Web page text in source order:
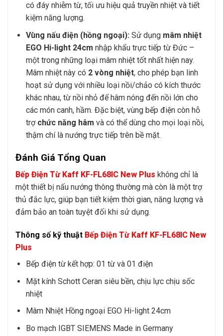
có đáy nhiễm từ, tối ưu hiệu quả truyền nhiệt và tiết
kiệm năng lượng.
Vùng nấu điện (hồng ngoại): Sử dụng mâm nhiệt
EGO Hi-light 24cm nhập khẩu trực tiếp từ Đức –
một trong những loại mâm nhiệt tốt nhất hiện nay.
Mâm nhiệt này có 2 vòng nhiệt, cho phép bạn linh
hoạt sử dụng với nhiều loại nồi/chảo có kích thước
khác nhau, từ nồi nhỏ để hâm nóng đến nồi lớn cho
các món canh, hầm. Đặc biệt, vùng bếp điện còn hỗ
trợ chức năng hâm và có thể dùng cho mọi loại nồi,
thậm chí là nướng trực tiếp trên bề mặt.
Đánh Giá Tổng Quan
Bếp Điện Từ Kaff KF-FL68IC New Plus không chỉ là
một thiết bị nấu nướng thông thường mà còn là một trợ
thủ đắc lực, giúp bạn tiết kiệm thời gian, năng lượng và
đảm bảo an toàn tuyệt đối khi sử dụng.
Thông số kỹ thuật Bếp Điện Từ Kaff KF-FL68IC New
Plus
Bếp điện từ kết hợp: 01 từ và 01 điện
Mặt kính Schott Ceran siêu bền, chịu lực chịu sốc
nhiệt
Mâm Nhiệt Hồng ngoại EGO Hi-light 24cm
Bo mạch IGBT SIEMENS Made in Germany